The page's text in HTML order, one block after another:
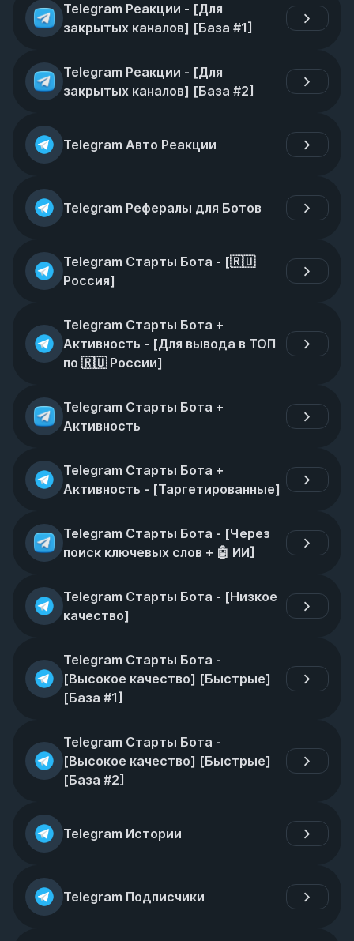
Telegram Реакции - [Для
закрытых каналов] [База #1]
Telegram Реакции - [Для
закрытых каналов] [База #2]
Telegram Авто Реакции
Telegram Рефералы для Ботов
Telegram Старты Бота - [🇷🇺
Россия]
Telegram Старты Бота +
Активность - [Для вывода в ТОП
по 🇷🇺 России]
Telegram Старты Бота +
Активность
Telegram Старты Бота +
Активность - [Таргетированные]
Telegram Старты Бота - [Через
поиск ключевых слов + 🤖 ИИ]
Telegram Старты Бота - [Низкое
качество]
Telegram Старты Бота -
[Высокое качество] [Быстрые]
[База #1]
Telegram Старты Бота -
[Высокое качество] [Быстрые]
[База #2]
Telegram Истории
Telegram Подписчики